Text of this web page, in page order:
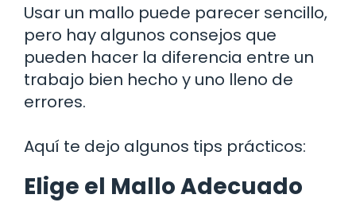
Usar un mallo puede parecer sencillo,
pero hay algunos consejos que
pueden hacer la diferencia entre un
trabajo bien hecho y uno lleno de
errores.
Aquí te dejo algunos tips prácticos:
Elige el Mallo Adecuado